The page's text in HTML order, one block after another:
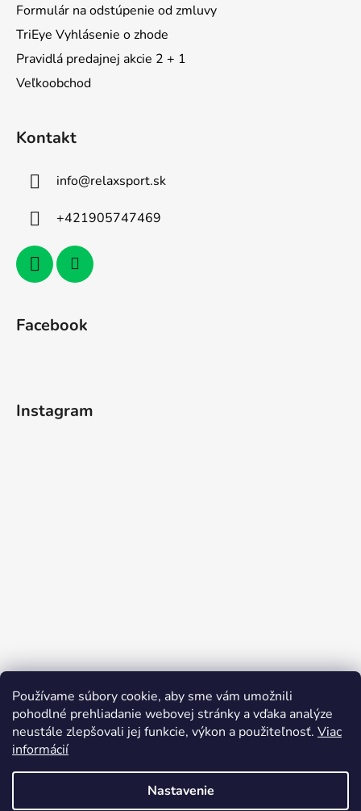
Používame súbory cookie, aby sme vám umožnili
pohodlné prehliadanie webovej stránky a vďaka analýze
neustále zlepšovali jej funkcie, výkon a použiteľnosť. Viac
informácií
Nastavenie
Formulár na odstúpenie od zmluvy
TriEye Vyhlásenie o zhode
Pravidlá predajnej akcie 2 + 1
Veľkoobchod
Kontakt
info@relaxsport.sk
+421905747469
Facebook
Instagram
Sledovať na Instagrame